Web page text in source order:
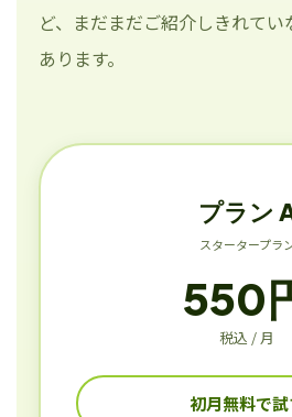
ど、まだまだご紹介しきれて
あります。
プラン
スタータープラ
550
税込 / 月
初月無料で